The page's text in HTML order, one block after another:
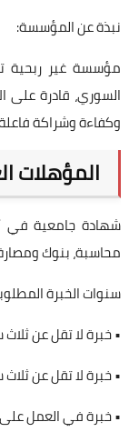
نبذة عن المؤسسة:
مؤسسة غير ربحية
السوري، قادرة على
وكفاءة وشراكة
المؤهلات
شهادة جامعية في
محاسبة، بنوك
سنوات الخبرة
• خبرة لا تقل عن
• خبرة لا تقل عن
• خبرة في العمل على